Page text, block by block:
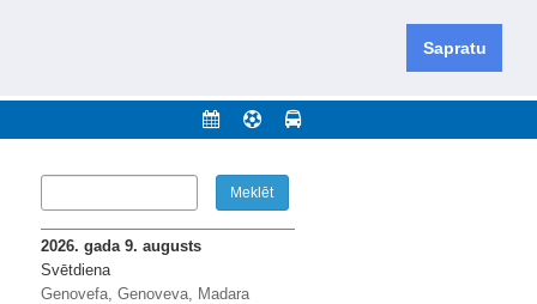
Sapratu
novadu un apkārtējos novadus un pilsētas.
2026. gada 9. augusts
Svētdiena
Genovefa, Genoveva, Madara